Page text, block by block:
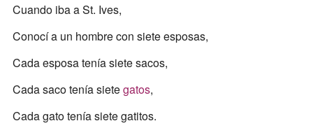
Cuando iba a St. Ives,
Conocí a un hombre con siete esposas,
Cada esposa tenía siete sacos,
Cada saco tenía sietegatos,
Cada gato tenía siete gatitos.